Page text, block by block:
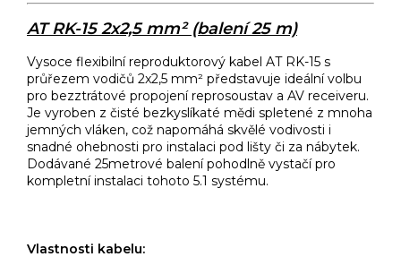
AT RK-15 2x2,5 mm² (balení 25 m)
Vysoce flexibilní reproduktorový kabel AT RK-15 s
průřezem vodičů 2x2,5 mm² představuje ideální volbu
pro bezztrátové propojení reprosoustav a AV receiveru.
Je vyroben z čisté bezkyslíkaté mědi spletené z mnoha
jemných vláken, což napomáhá skvělé vodivosti i
snadné ohebnosti pro instalaci pod lišty či za nábytek.
Dodávané 25metrové balení pohodlně vystačí pro
kompletní instalaci tohoto 5.1 systému.
Vlastnosti kabelu: